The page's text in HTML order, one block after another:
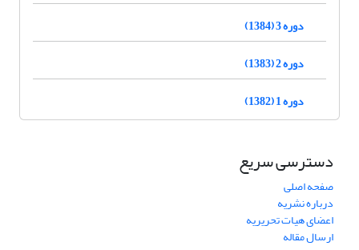
دوره 3 (1384)
دوره 2 (1383)
دوره 1 (1382)
دسترسی سریع
صفحه اصلی
درباره نشریه
اعضای هیات تحریریه
ارسال مقاله